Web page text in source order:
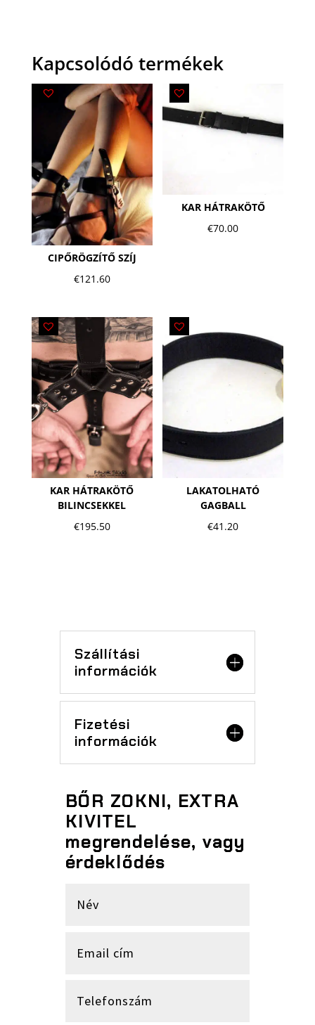
Kapcsolódó termékek
CIPŐRÖGZÍTŐ SZÍJ
€121.60
KAR HÁTRAKÖTŐ
€70.00
KAR HÁTRAKÖTŐ
BILINCSEKKEL
€195.50
LAKATOLHATÓ
GAGBALL
€41.20
Szállítási
információk
Fizetési
információk
BŐR ZOKNI, EXTRA
KIVITEL
megrendelése, vagy
érdeklődés